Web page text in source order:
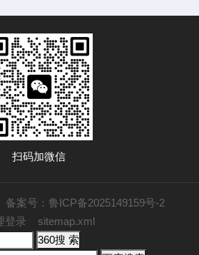
扫码加微信
备案号：鲁ICP备2025149159号-2
登录
sitemap.xml